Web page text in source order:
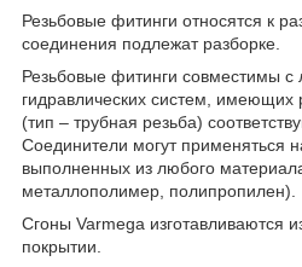
Резьбовые фитинги относятся к
соединения подлежат разборке.
Резьбовые фитинги совместимы
гидравлических систем, имеющих
(тип – трубная резьба)
Соединители могут применяться
выполненных из любого
металлополимер, полипропилен).
Сгоны Varmega изготавливаются
покрытии.